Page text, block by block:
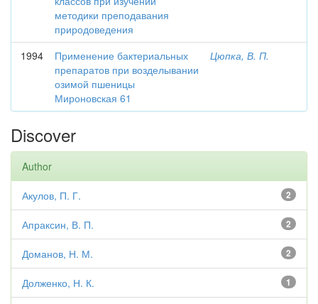
методики преподавания
природоведения
1994
Применение бактериальных
препаратов при возделывании
озимой пшеницы
Мироновская 61
Цюпка, В. П.
Discover
Author
2
Акулов, П. Г.
2
Апраксин, В. П.
2
Доманов, Н. М.
1
Долженко, Н. К.